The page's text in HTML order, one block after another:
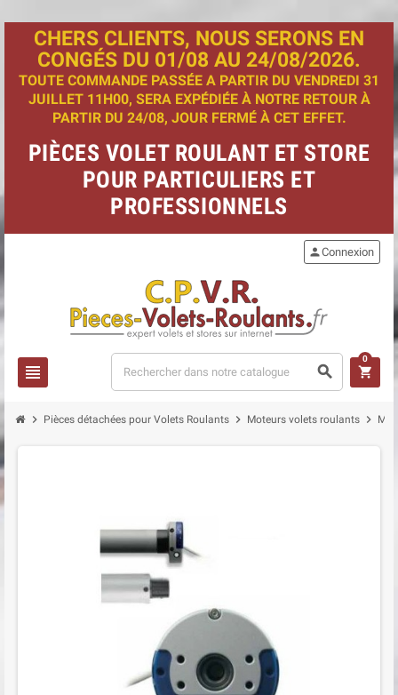
CHERS CLIENTS, NOUS SERONS EN
CONGÉS DU 01/08 AU 24/08/2026.
TOUTE COMMANDE PASSÉE A PARTIR DU VENDREDI 31
JUILLET 11H00, SERA EXPÉDIÉE À NOTRE RETOUR À
PARTIR DU 24/08, JOUR FERMÉ À CET EFFET.
PIÈCES VOLET ROULANT ET STORE
POUR PARTICULIERS ET
PROFESSIONNELS
view_headline search
personConnexion
shopping_cart
0
chevron_right Pièces détachées pour Volets Roulants chevron_right Moteurs volets roulants chevron_right